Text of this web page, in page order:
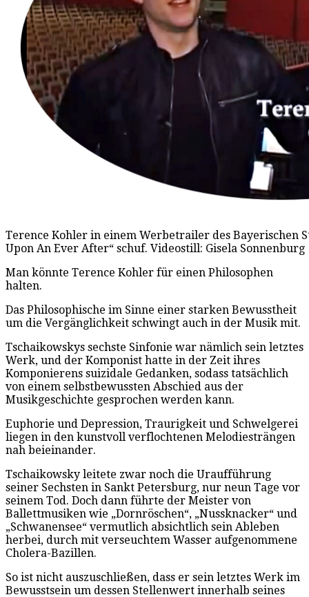
Terence Kohler in einem Werbetrailer des Bayerischen
Upon An Ever After“ schuf. Videostill: Gisela Sonnenburg
Man könnte Terence Kohler für einen Philosophen
halten.
Das Philosophische im Sinne einer starken Bewusstheit
um die Vergänglichkeit schwingt auch in der Musik mit.
Tschaikowskys sechste Sinfonie war nämlich sein letztes
Werk, und der Komponist hatte in der Zeit ihres
Komponierens suizidale Gedanken, sodass tatsächlich
von einem selbstbewussten Abschied aus der
Musikgeschichte gesprochen werden kann.
Euphorie und Depression, Traurigkeit und Schwelgerei
liegen in den kunstvoll verflochtenen Melodiesträngen
nah beieinander.
Tschaikowsky leitete zwar noch die Uraufführung
seiner Sechsten in Sankt Petersburg, nur neun Tage vor
seinem Tod. Doch dann führte der Meister von
Ballettmusiken wie „Dornröschen“, „Nussknacker“ und
„Schwanensee“ vermutlich absichtlich sein Ableben
herbei, durch mit verseuchtem Wasser aufgenommene
Cholera-Bazillen.
So ist nicht auszuschließen, dass er sein letztes Werk im
Bewusstsein um dessen Stellenwert innerhalb seines